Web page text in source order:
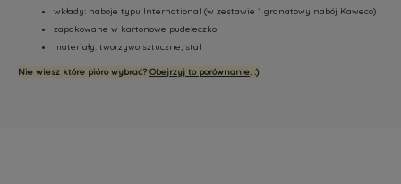
wkłady: naboje typu International (w zestawie 1 granatowy nabój Kaweco)
zapakowane w kartonowe pudełeczko
materiały: tworzywo sztuczne, stal
Nie wiesz które pióro wybrać?Obejrzyj to porównanie. :)